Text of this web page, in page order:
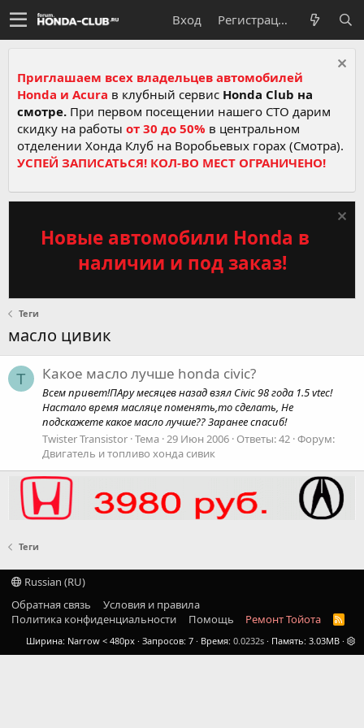
Вход Регистрация
Приглашаем всех владельцев автомобилей
Honda и Acura в клубный сервис Honda Club на
смотре. При первом посещении нашего СТО дарим
скидку на работы от 30 до 50% в центральном
отделении Хонда Клуб на Воробьевых горах (Смотра).
УСПЕЙ ЗАПИСАТЬСЯ! КОЛ-ВО МЕСТ ОГРАНИЧЕНО!
Новые автомобили Honda в
наличии и под заказ!
Теги
масло цивик
T Какое масло лучше honda civic?
Всем привет!ПАру месяцев назад взял Civic 98 года 1.5 vtec!
Настало время масляце поменять,то сделать, Не
подскажете какое масло лучше?? Заранее спасиб!
Twister Transistor Тема 29 Июн 2006 Ответы: 42 Форум:
Двигатель и топливо хонда сивик
Теги
Russian (RU)
Обратная связь
Условия и правила
Политика конфиденциальности
Помощь Ремонт Тойота
R
S
S
Ширина Запросов 7 Время 0.0232s Память 3.03MB